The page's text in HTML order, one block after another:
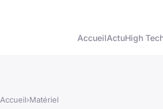
AccueilActuHigh
Accueil›Matériel